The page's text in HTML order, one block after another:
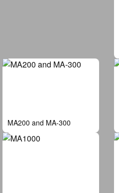
MA200 and MA-300